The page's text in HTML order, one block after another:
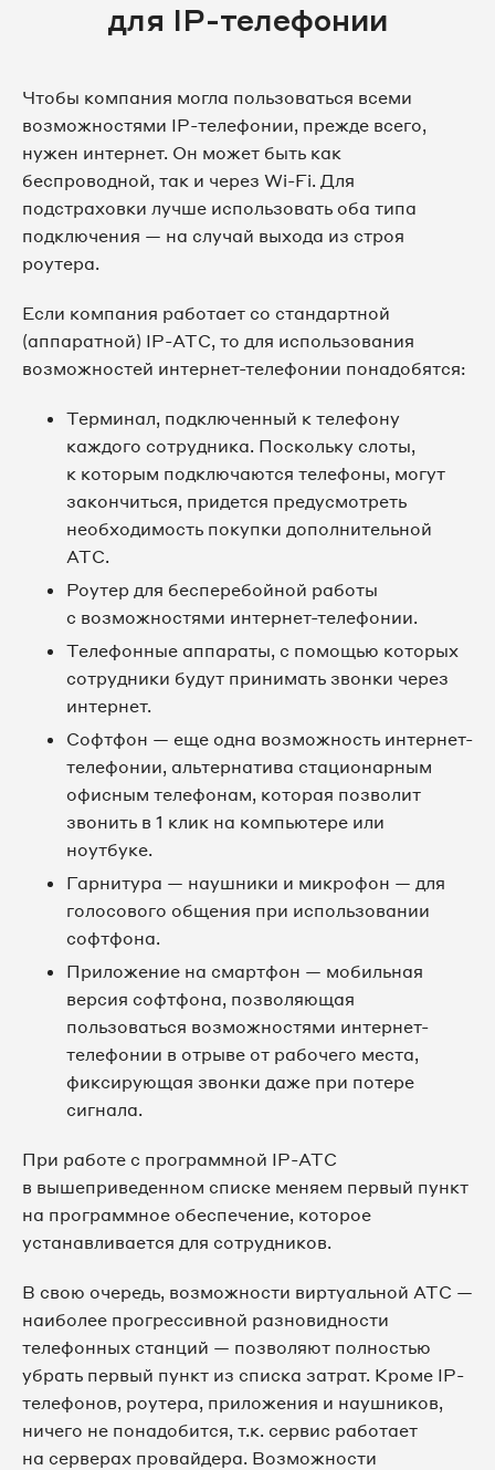
для IP-телефонии
Чтобы компания могла пользоваться всеми
возможностями IP-телефонии, прежде всего,
нужен интернет. Он может быть как
беспроводной, так и через Wi-Fi. Для
подстраховки лучше использовать оба типа
подключения — на случай выхода из строя
роутера.
Если компания работает со стандартной
(аппаратной) IP-АТС, то для использования
возможностей интернет-телефонии понадобятся:
Терминал, подключенный к телефону
каждого сотрудника. Поскольку слоты,
к которым подключаются телефоны, могут
закончиться, придется предусмотреть
необходимость покупки дополнительной
АТС.
Роутер для бесперебойной работы
с возможностями интернет-телефонии.
Телефонные аппараты, с помощью которых
сотрудники будут принимать звонки через
интернет.
Софтфон — еще одна возможность интернет-
телефонии, альтернатива стационарным
офисным телефонам, которая позволит
звонить в 1 клик на компьютере или
ноутбуке.
Гарнитура — наушники и микрофон — для
голосового общения при использовании
софтфона.
Приложение на смартфон — мобильная
версия софтфона, позволяющая
пользоваться возможностями интернет-
телефонии в отрыве от рабочего места,
фиксирующая звонки даже при потере
сигнала.
При работе с программной IP-АТС
в вышеприведенном списке меняем первый пункт
на программное обеспечение, которое
устанавливается для сотрудников.
В свою очередь, возможности виртуальной АТС —
наиболее прогрессивной разновидности
телефонных станций — позволяют полностью
убрать первый пункт из списка затрат. Кроме IP-
телефонов, роутера, приложения и наушников,
ничего не понадобится, т.к. сервис работает
на серверах провайдера. Возможности